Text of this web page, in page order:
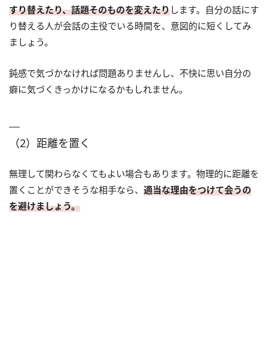
すり替えたり、話題そのものを変えたりします。自分の話にす
り替える人が会話の主役でいる時間を、意図的に短くしてみ
ましょう。
鈍感で気づかなければ問題ありませんし、不快に思い自分の
癖に気づくきっかけになるかもしれません。
（2）距離を置く
無理して関わらなくてもよい場合もあります。物理的に距離を
置くことができそうな相手なら、 適当な理由をつけて会うの
を避けましょう。